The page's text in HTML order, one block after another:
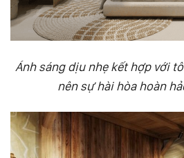
Ánh sáng dịu nhẹ kết hợp với
nên sự hài hòa hoàn